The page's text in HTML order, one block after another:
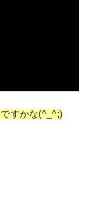
すかな(^_^;)